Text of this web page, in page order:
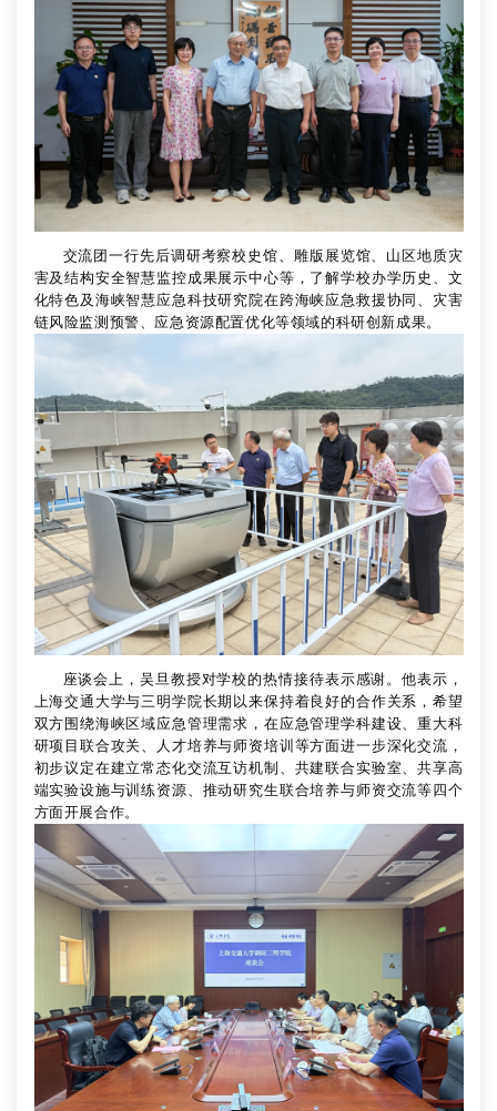
交流团一行先后调研考察校史馆、雕版展览馆、山区地质灾
害及结构安全智慧监控成果展示中心等，了解学校办学历史、文
化特色及海峡智慧应急科技研究院在跨海峡应急救援协同、灾害
链风险监测预警、应急资源配置优化等领域的科研创新成果。
座谈会上，吴旦教授对学校的热情接待表示感谢。他表示，
上海交通大学与三明学院长期以来保持着良好的合作关系，希望
双方围绕海峡区域应急管理需求，在应急管理学科建设、重大科
研项目联合攻关、人才培养与师资培训等方面进一步深化交流，
初步议定在建立常态化交流互访机制、共建联合实验室、共享高
端实验设施与训练资源、推动研究生联合培养与师资交流等四个
方面开展合作。